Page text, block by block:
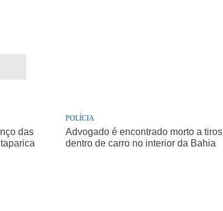
das
POLÍCIA
Advogado é encontrado morto a tiros
dentro de carro no interior da Bahia